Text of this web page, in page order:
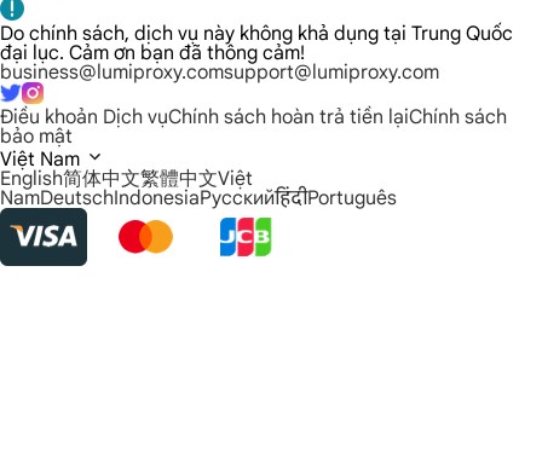
Do chính sách, dịch vụ này không khả dụng tại Trung Quốc
đại lục. Cảm ơn bạn đã thông cảm!
business@lumiproxy.comsupport@lumiproxy.com
Điều khoản Dịch vụChính sách hoàn trả tiền lạiChính sách
bảo mật
Việt Nam
English简体中文繁體中文Việt
NamDeutschIndonesiaРусскийहिंदीPortuguês